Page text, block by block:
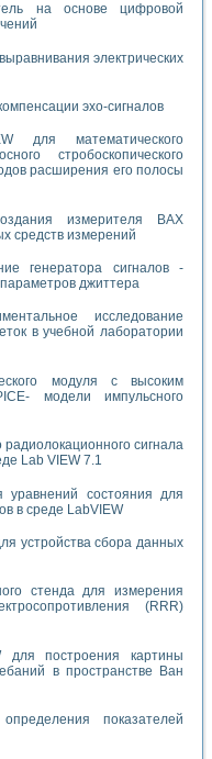
на основе цифровой
электрических
эхо-сигналов
для математического
стробоскопического
расширения его полосы
измерителя ВАХ
средств измерений
генератора сигналов -
джиттера
исследование
в учебной лаборатории
модуля с высоким
модели импульсного
сигнала
Lab VIEW 7.1
уравнений состояния для
в среде LabVIEW
устройства сбора данных
стенда для измерения
(RRR)
для построения картины
в пространстве Ван
показателей